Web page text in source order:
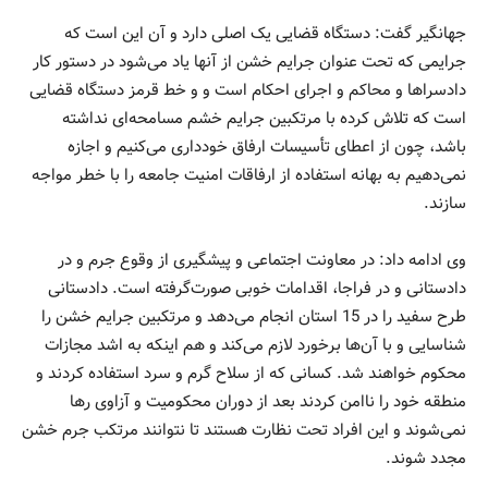
جهانگیر گفت: دستگاه قضایی یک اصلی دارد و آن این است که
جرایمی که تحت عنوان جرایم خشن از آنها یاد می‌شود در دستور کار
دادسراها و محاکم و اجرای احکام است و و خط قرمز دستگاه قضایی
است که تلاش کرده با مرتکبین جرایم خشم مسامحه‌ای نداشته
باشد، چون از اعطای تأسیسات ارفاق خودداری می‌کنیم و اجازه
نمی‌دهیم به بهانه استفاده از ارفاقات امنیت جامعه را با خطر مواجه
سازند.
وی ادامه داد: در معاونت اجتماعی و پیشگیری از وقوع جرم و در
دادستانی و در فراجا، اقدامات خوبی صورت‌گرفته است. دادستانی
طرح سفید را در 15 استان انجام می‌دهد و مرتکبین جرایم خشن را
شناسایی و با آن‌ها برخورد لازم می‌کند و هم اینکه به اشد مجازات
محکوم خواهند شد. کسانی که از سلاح گرم و سرد استفاده کردند و
منطقه خود را ناامن کردند‌ بعد از دوران محکومیت و آزاوی رها
نمی‌شوند و این افراد تحت نظارت هستند تا نتوانند مرتکب جرم خشن
مجدد شوند.